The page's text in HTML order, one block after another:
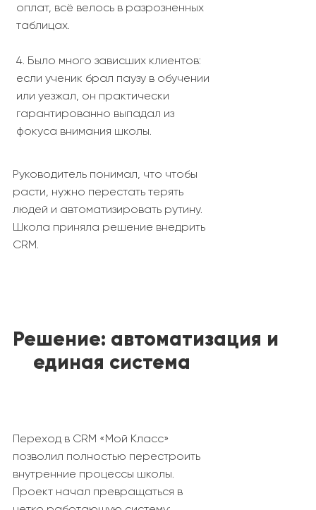
оплат, всё велось в разрозненных
таблицах.
4. Было много зависших клиентов:
если ученик брал паузу в обучении
или уезжал, он практически
гарантированно выпадал из
фокуса внимания школы.
Руководитель понимал, что чтобы
расти, нужно перестать терять
людей и автоматизировать рутину.
Школа приняла решение внедрить
CRM.
Решение: автоматизация и
единая система
Переход в CRM «Мой Класс»
позволил полностью перестроить
внутренние процессы школы.
Проект начал превращаться в